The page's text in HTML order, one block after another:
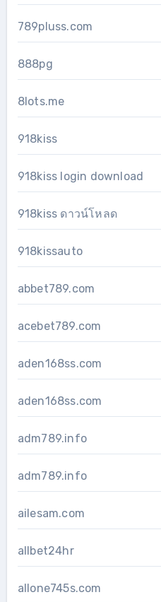
789pluss.com
888pg
8lots.me
918kiss
918kiss login download
918kiss ดาวน์โหลด
918kissauto
abbet789.com
acebet789.com
aden168ss.com
aden168ss.com
adm789.info
adm789.info
ailesam.com
allbet24hr
allone745s.com